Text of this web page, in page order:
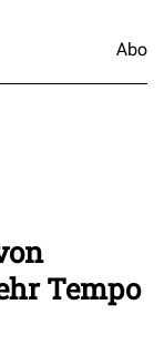
Abo
Tempo